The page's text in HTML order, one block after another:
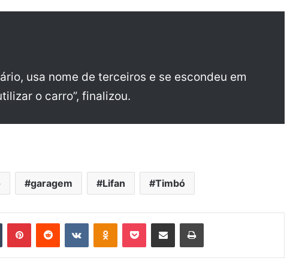
usa nome de terceiros e se escondeu em
o carro”, finalizou.
garagem Lifan Timbó